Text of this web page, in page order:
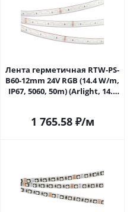
Лента герметичная RTW-PS-
B60-12mm 24V RGB (14.4 W/m,
IP67, 5060, 50m) (Arlight, 14.4
1 765.58₽/м